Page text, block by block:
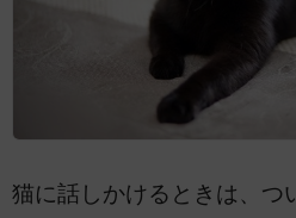
猫に話しかけるときは、つ